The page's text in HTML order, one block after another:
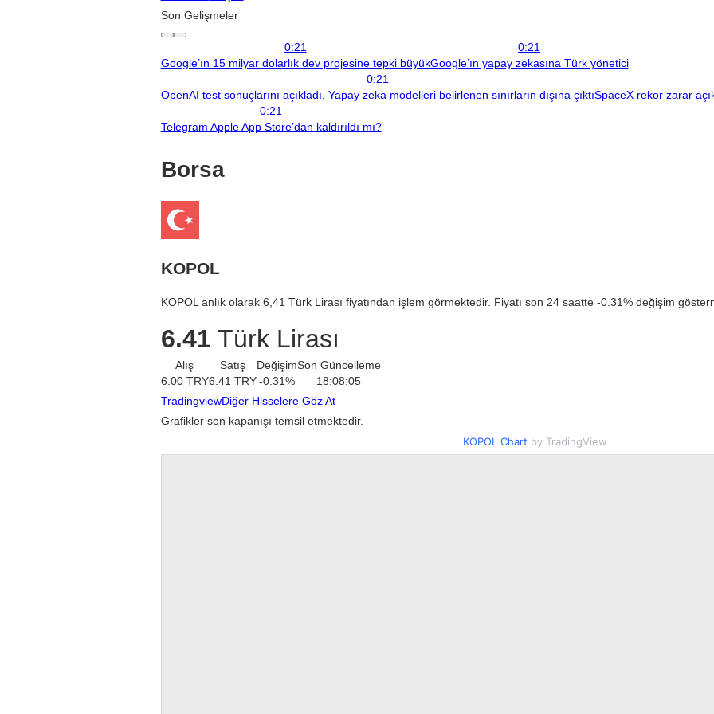
Son Gelişmeler
0:21
Google’ın 15 milyar dolarlık dev projesine tepki büyük
0:21
Google’ın yapay zekasına Türk yönetici
0:21
OpenAI test sonuçlarını açıkladı. Yapay zeka modelleri belirlenen sınırların dışına çıktıSpaceX rekor zarar
0:21
Telegram Apple App Store’dan kaldırıldı mı?
Borsa
KOPOL
KOPOL anlık olarak 6,41 Türk Lirası fiyatından işlem görmektedir. Fiyatı son 24 saatte -0.31% değişim
6.41 Türk Lirası
Alış
6.00 TRY
Satış
6.41 TRY
Değişim
-0.31%
Son Güncelleme
18:08:05
TradingviewDiğer Hisselere Göz At
Grafikler son kapanışı temsil etmektedir.
KOPOL Chart by TradingView